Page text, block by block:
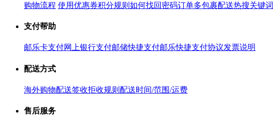
购物流程 使用优惠券积分规则 如何找回密码订单多包裹配送热搜关键词
支付帮助
邮乐卡支付网上银行支付邮储快捷支付邮乐快捷支付协议发票说明
配送方式
海外购物配送签收拒收规则 配送时间/范围/运费
售后服务